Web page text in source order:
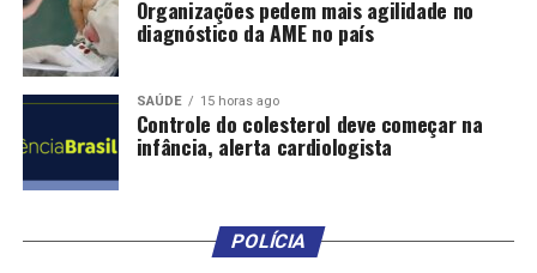
que a gente imagina”, explicou.
RELATED TOPICS: CIDADES DESTAQUE DEVOLVE
FURTO
Organizações pedem mais agilidade no
diagnóstico da AME no país
SAÚDE 15 horas ago
Controle do colesterol deve começar na
infância, alerta cardiologista
POLÍCIA